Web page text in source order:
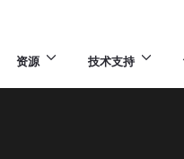
资源 技术支持